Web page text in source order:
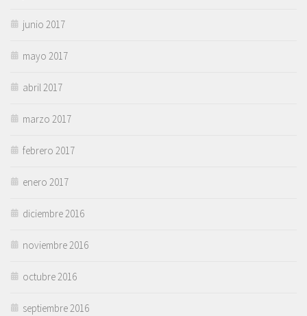
junio 2017
mayo 2017
abril 2017
marzo 2017
febrero 2017
enero 2017
diciembre 2016
noviembre 2016
octubre 2016
septiembre 2016